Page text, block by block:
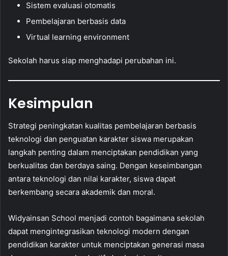
Sistem evaluasi otomatis
Pembelajaran berbasis data
Virtual learning environment
Sekolah harus siap menghadapi perubahan ini.
Kesimpulan
Strategi peningkatan kualitas pembelajaran berbasis
teknologi dan penguatan karakter siswa merupakan
langkah penting dalam menciptakan pendidikan yang
berkualitas dan berdaya saing. Dengan keseimbangan
antara teknologi dan nilai karakter, siswa dapat
berkembang secara akademik dan moral.
Widyainsan School menjadi contoh bagaimana sekolah
dapat mengintegrasikan teknologi modern dengan
pendidikan karakter untuk menciptakan generasi masa